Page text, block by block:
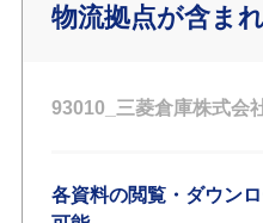
物流拠点が含ま
93010_三菱倉庫株式会
各資料の閲覧・ダウン